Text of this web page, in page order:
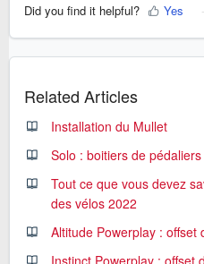
Did you find it helpful? Yes
Related Articles
Installation du Mullet
Solo : boitiers de
Tout ce que vous devez
des vélos 2022
Altitude Powerplay : offset
Instinct Powerplay : offset